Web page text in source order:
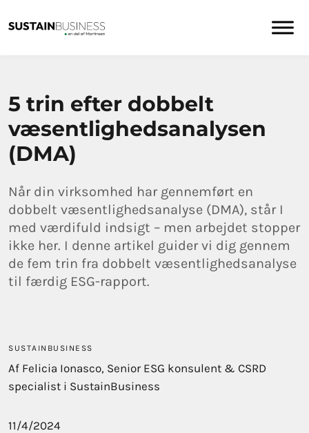
5 trin efter dobbelt
væsentlighedsanalysen
(DMA)
Når din virksomhed har gennemført en
dobbelt væsentlighedsanalyse (DMA), står I
med værdifuld indsigt – men arbejdet stopper
ikke her. I denne artikel guider vi dig gennem
de fem trin fra dobbelt væsentlighedsanalyse
til færdig ESG-rapport.
SUSTAINBUSINESS
Af Felicia Ionasco, Senior ESG konsulent & CSRD
specialist i SustainBusiness
11/4/2024